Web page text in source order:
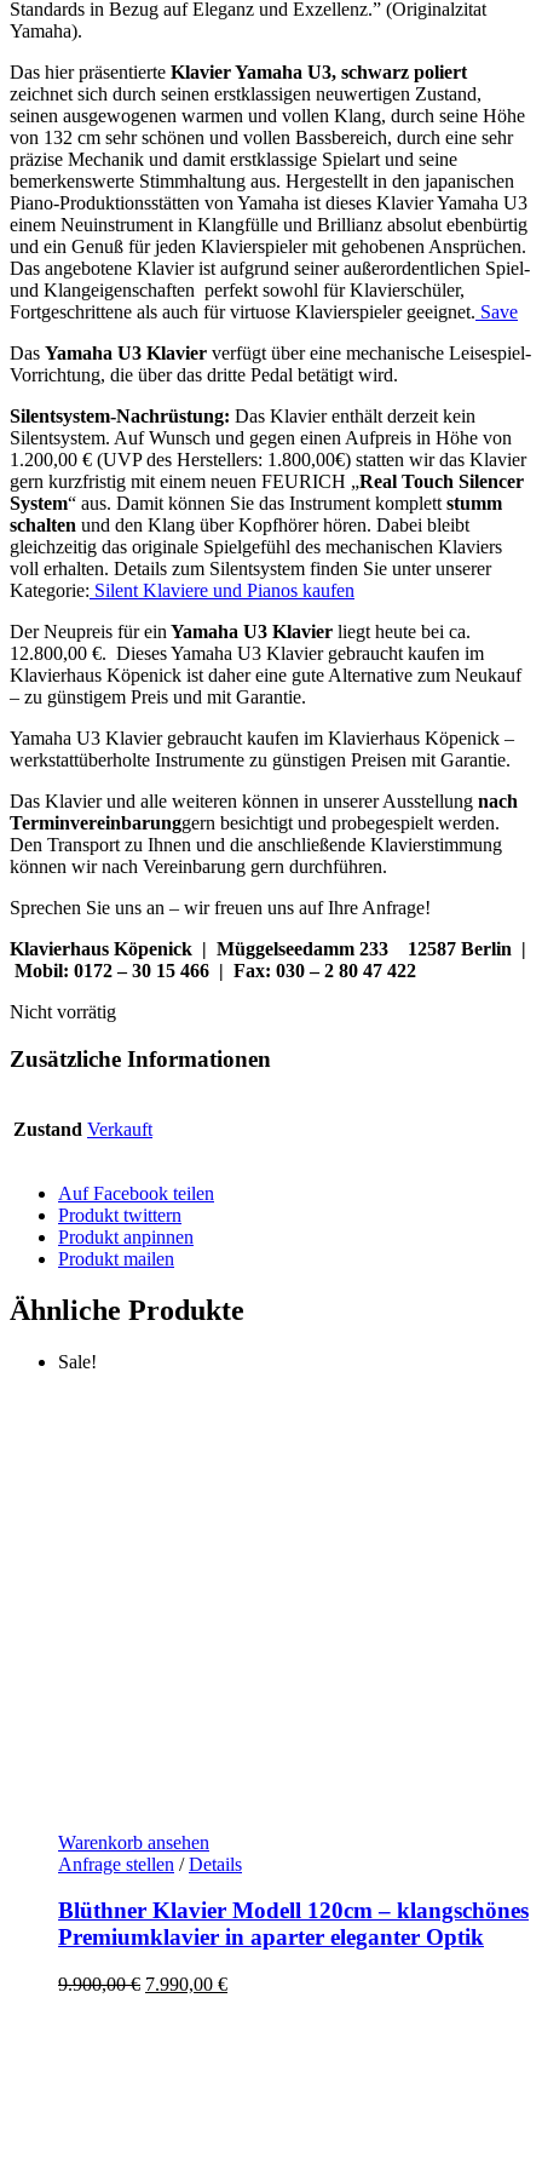
Standards in Bezug auf Eleganz und Exzellenz.” (Originalzitat
Yamaha).
Das hier präsentierte Klavier Yamaha U3, schwarz poliert
zeichnet sich durch seinen erstklassigen neuwertigen Zustand,
seinen ausgewogenen warmen und vollen Klang, durch seine Höhe
von 132 cm sehr schönen und vollen Bassbereich, durch eine sehr
präzise Mechanik und damit erstklassige Spielart und seine
bemerkenswerte Stimmhaltung aus. Hergestellt in den japanischen
Piano-Produktionsstätten von Yamaha ist dieses Klavier Yamaha U3
einem Neuinstrument in Klangfülle und Brillianz absolut ebenbürtig
und ein Genuß für jeden Klavierspieler mit gehobenen Ansprüchen.
Das angebotene Klavier ist aufgrund seiner außerordentlichen Spiel-
und Klangeigenschaften perfekt sowohl für Klavierschüler,
Fortgeschrittene als auch für virtuose Klavierspieler geeignet. Save
Das Yamaha U3 Klavier verfügt über eine mechanische Leisespiel-
Vorrichtung, die über das dritte Pedal betätigt wird.
Silentsystem-Nachrüstung: Das Klavier enthält derzeit kein
Silentsystem. Auf Wunsch und gegen einen Aufpreis in Höhe von
1.200,00 € (UVP des Herstellers: 1.800,00€) statten wir das Klavier
gern kurzfristig mit einem neuen FEURICH „Real Touch Silencer
System“ aus. Damit können Sie das Instrument komplett stumm
schalten und den Klang über Kopfhörer hören. Dabei bleibt
gleichzeitig das originale Spielgefühl des mechanischen Klaviers
voll erhalten. Details zum Silentsystem finden Sie unter unserer
Kategorie: Silent Klaviere und Pianos kaufen
Der Neupreis für ein Yamaha U3 Klavier liegt heute bei ca.
12.800,00 €. Dieses Yamaha U3 Klavier gebraucht kaufen im
Klavierhaus Köpenick ist daher eine gute Alternative zum Neukauf
– zu günstigem Preis und mit Garantie.
Yamaha U3 Klavier gebraucht kaufen im Klavierhaus Köpenick –
werkstattüberholte Instrumente zu günstigen Preisen mit Garantie.
Das Klavier und alle weiteren können in unserer Ausstellung nach
Terminvereinbarunggern besichtigt und probegespielt werden.
Den Transport zu Ihnen und die anschließende Klavierstimmung
können wir nach Vereinbarung gern durchführen.
Sprechen Sie uns an – wir freuen uns auf Ihre Anfrage!
Klavierhaus Köpenick | Müggelseedamm 233 12587 Berlin |
Mobil: 0172 – 30 15 466 | Fax: 030 – 2 80 47 422
Nicht vorrätig
Zusätzliche Informationen
Zustand Verkauft
Auf Facebook teilen
Produkt twittern
Produkt anpinnen
Produkt mailen
Ähnliche Produkte
Sale!
Warenkorb ansehen
Anfrage stellen / Details
Blüthner Klavier Modell 120cm – klangschönes
Premiumklavier in aparter eleganter Optik
9.900,00€ Ursprünglicher
7.990,00 €Aktueller